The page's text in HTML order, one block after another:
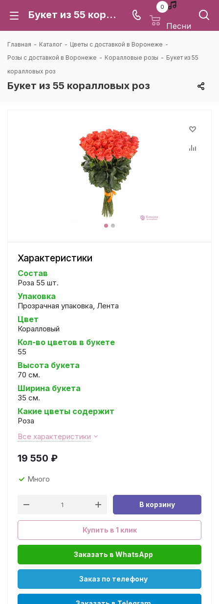
Букет из 55 коралловых роз: цена и доставка в Воронеже | Каталея
0
Песни
Главная - Каталог - Цветы с доставкой в Воронеже -
Розы с доставкой в Воронеже - Коралловые розы - Букет из 55
коралловых роз
Букет из 55 коралловых роз
Характеристики
Состав
Роза 55 шт.
Упаковка
Прозрачная упаковка, Лента
Цвет
Коралловый
Кол-во цветов в букете
55
Высота букета
70 см.
Ширина букета
35 см.
Какие цветы содержит
Роза
Все характеристики
19 550 ₽
Много
В корзину
Купить в 1 клик
Заказать в WhatsApp
Заказ по телефону